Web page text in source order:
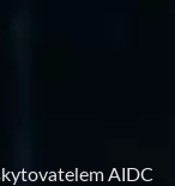
AIDC